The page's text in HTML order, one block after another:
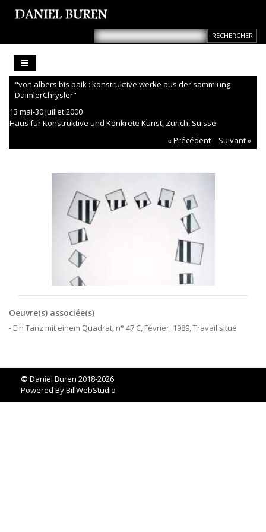
"von albers bis paik : konstruktive werke aus der sammlung
DaimlerChrysler"
13 mai-30 juillet 2000
Haus für Konstruktive und Konkrete Kunst, Zürich, Suisse
« Précédent
Suivant »
Oeuvre(s) associée(s)
- Ein Tanz mit einem Quadrat, n° 47 C, Février, 1989, Travail situé
© Daniel Buren 2018-2026
Powered ByBillWebStudio